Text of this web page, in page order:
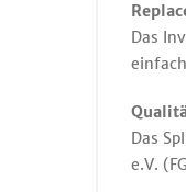
Das
Das
e.V.